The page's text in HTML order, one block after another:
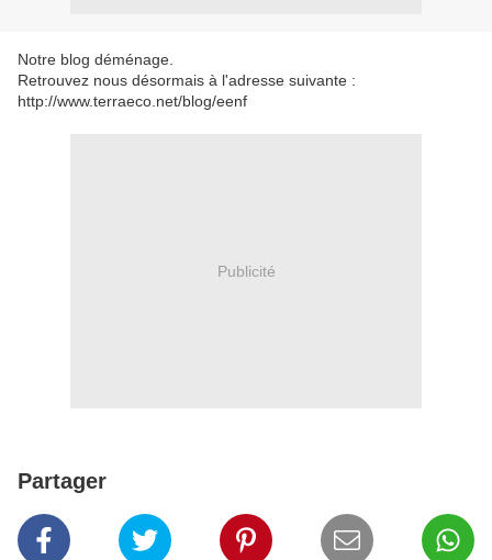
Notre blog déménage.
Retrouvez nous désormais à l'adresse suivante :
http://www.terraeco.net/blog/eenf
Publicité
Partager